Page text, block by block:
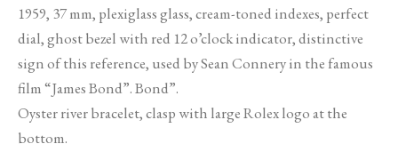
1959, 37 mm, plexiglass glass, cream-toned indexes, perfect
dial, ghost bezel with red 12 o’clock indicator, distinctive
sign of this reference, used by Sean Connery in the famous
film “James Bond”. Bond”.
Oyster river bracelet, clasp with large Rolex logo at the
bottom.